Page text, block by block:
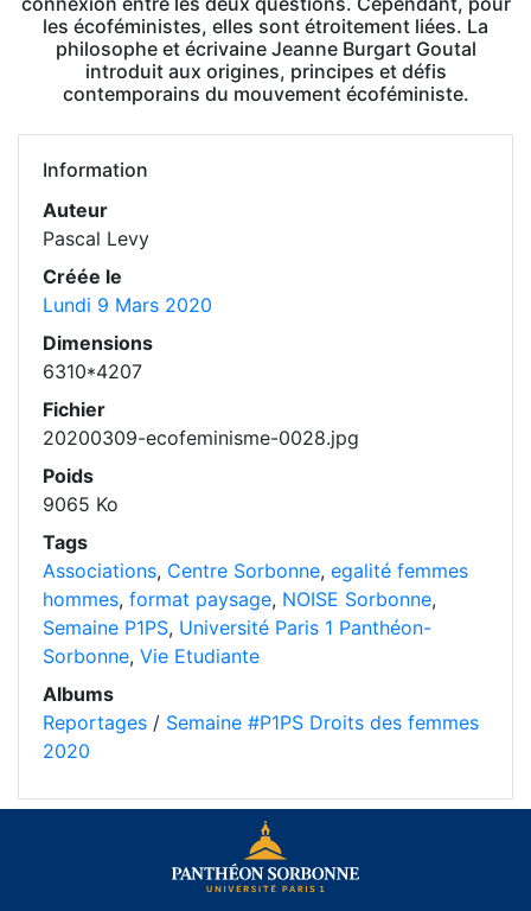
les écoféministes, elles sont étroitement liées. La
philosophe et écrivaine Jeanne Burgart Goutal
introduit aux origines, principes et défis
contemporains du mouvement écoféministe.
Information
Auteur
Pascal Levy
Créée le
Lundi 9 Mars 2020
Dimensions
6310*4207
Fichier
20200309-ecofeminisme-0028.jpg
Poids
9065 Ko
Tags
Associations, Centre Sorbonne, egalité femmes
hommes, format paysage, NOISE Sorbonne,
Semaine P1PS, Université Paris 1 Panthéon-
Sorbonne, Vie Etudiante
Albums
Reportages / Semaine #P1PS Droits des femmes
2020